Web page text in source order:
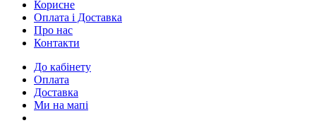
Корисне
Оплата і Доставка
Про нас
Контакти
До кабінету
Оплата
Доставка
Ми на мапі